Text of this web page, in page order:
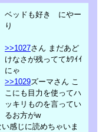
ベッドも好き にやー
り
>>1027さん まだあど
けなさが残っててｶﾜｲｲ
にゃ
>>1029ズーマさん こ
こにも目力を使ってハ
ッキリものを言ってい
るお方がw
感じに読めちゃいま